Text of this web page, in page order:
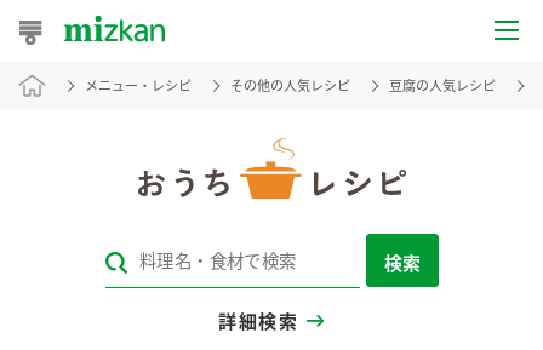
おうちレシピ
レシピカテゴリ一覧
メニュー・レシピ その他の人気レシピ 豆腐の人気レシピ
検索
詳細検索